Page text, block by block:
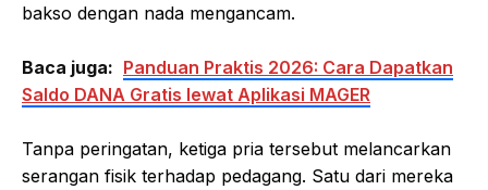
bakso dengan nada mengancam.
Baca juga: Panduan Praktis 2026: Cara Dapatkan
Saldo DANA Gratis lewat Aplikasi MAGER
Tanpa peringatan, ketiga pria tersebut melancarkan
serangan fisik terhadap pedagang. Satu dari mereka